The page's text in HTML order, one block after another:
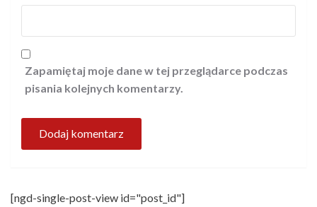
Zapamiętaj moje dane w tej przeglądarce podczas
pisania kolejnych komentarzy.
[ngd-single-post-view id="post_id"]